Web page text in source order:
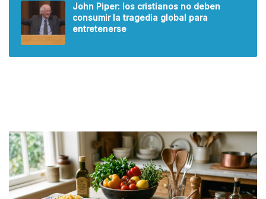
John Piper: los cristianos no deben
consumir la tragedia global para
entretenerse